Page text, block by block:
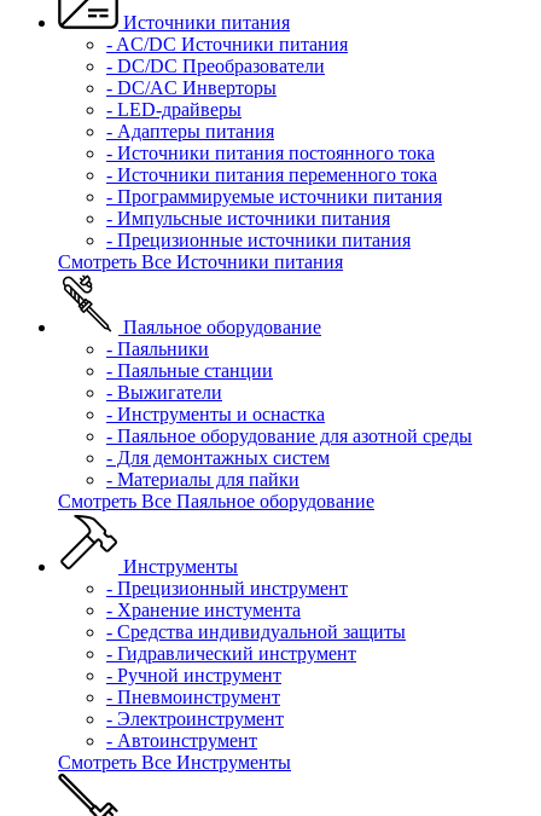
Источники питания
- AC/DC Источники питания
- DC/DC Преобразователи
- DC/AC Инверторы
- LED-драйверы
- Адаптеры питания
- Источники питания постоянного тока
- Источники питания переменного тока
- Программируемые источники питания
- Импульсные источники питания
- Прецизионные источники питания
Смотреть Все Источники питания
Паяльное оборудование
- Паяльники
- Паяльные станции
- Выжигатели
- Инструменты и оснастка
- Паяльное оборудование для азотной среды
- Для демонтажных систем
- Материалы для пайки
Смотреть Все Паяльное оборудование
Инструменты
- Прецизионный инструмент
- Хранение инстумента
- Средства индивидуальной защиты
- Гидравлический инструмент
- Ручной инструмент
- Пневмоинструмент
- Электроинструмент
- Автоинструмент
Смотреть Все Инструменты